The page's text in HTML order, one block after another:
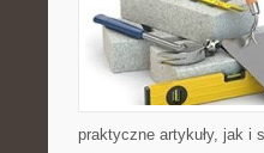
praktyczne artykuły, jak i